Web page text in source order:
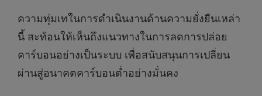
ความทุ่มเทในการดำเนินงานด้านความยั่งยืนเหล่า
นี้ สะท้อนให้เห็นถึงแนวทางในการลดการปล่อย
คาร์บอนอย่างเป็นระบบ เพื่อสนับสนุนการเปลี่ยน
ผ่านสู่อนาคตคาร์บอนต่ำอย่างมั่นคง